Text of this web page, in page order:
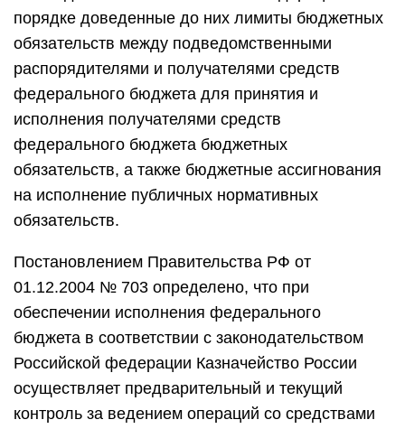
порядке доведенные до них лимиты бюджетных
обязательств между подведомственными
распорядителями и получателями средств
федерального бюджета для принятия и
исполнения получателями средств
федерального бюджета бюджетных
обязательств, а также бюджетные ассигнования
на исполнение публичных нормативных
обязательств.
Постановлением Правительства РФ от
01.12.2004 № 703 определено, что при
обеспечении исполнения федерального
бюджета в соответствии с законодательством
Российской федерации Казначейство России
осуществляет предварительный и текущий
контроль за ведением операций со средствами